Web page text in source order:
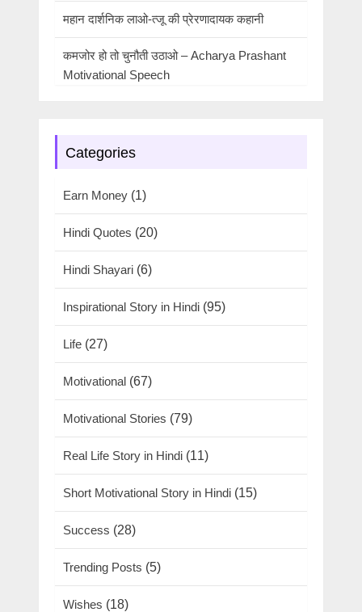
महान दार्शनिक लाओ-त्जू की प्रेरणादायक कहानी
कमजोर हो तो चुनौती उठाओ – Acharya Prashant
Motivational Speech
Categories
Earn Money (1)
Hindi Quotes (20)
Hindi Shayari (6)
Inspirational Story in Hindi (95)
Life (27)
Motivational (67)
Motivational Stories (79)
Real Life Story in Hindi (11)
Short Motivational Story in Hindi (15)
Success (28)
Trending Posts (5)
Wishes (18)